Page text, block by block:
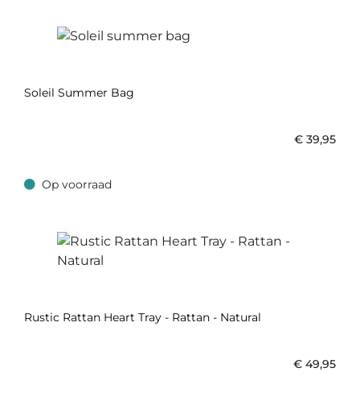
Soleil Summer Bag
€ 39,95
Op voorraad
Op voorraad
Rustic Rattan Heart Tray - Rattan - Natural
€ 49,95